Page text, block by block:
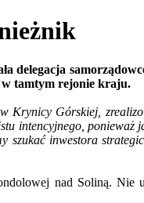
delegacja
w tamtym rejonie kraju.
Krynicy Górskiej,
intencyjnego, ponieważ
szukać inwestora
nad Soliną. Nie